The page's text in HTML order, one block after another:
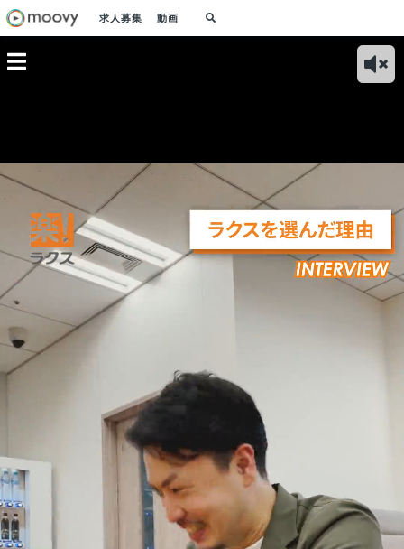
求人募集 動画
ー｜よ
けるオ
就業環
転職理由は？｜金融
業界にいた私が、異
業界であるSaaS企業
に入社した理由
フィールドセールス
のやりがいは？｜顧